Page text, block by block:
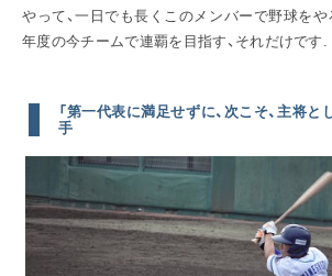
やって、一日でも長くこのメンバーで野球をや
年度の今チームで連覇を目指す、それだけです.
「第一代表に満足せずに、次こそ、主将と
手